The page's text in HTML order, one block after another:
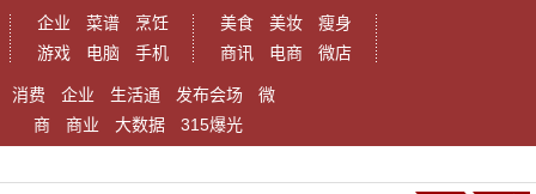
企业 菜谱
烹饪
游戏
电脑 手机
美食 美妆
瘦身
商讯
电商 微店
消费 企业 生活通 发布会场
微
商
商业 大数据 315爆光